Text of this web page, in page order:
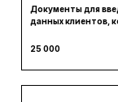
Документы для
данных клиентов,
25 000